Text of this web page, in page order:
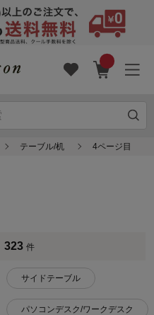
テーブル/机 4ページ目
323 件
サイドテーブル
パソコンデスク/ワークデスク